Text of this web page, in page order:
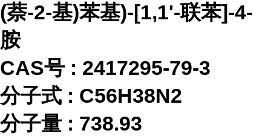
(萘-2-基)苯基)-[1,1'-联苯]-4-
胺
CAS号 : 2417295-79-3
分子式 : C56H38N2
分子量 : 738.93